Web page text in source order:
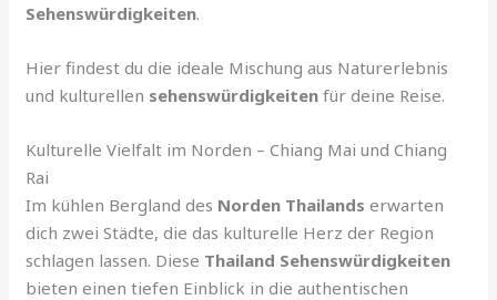
Sehenswürdigkeiten.
Hier findest du die ideale Mischung aus Naturerlebnis
und kulturellen sehenswürdigkeiten für deine Reise.
Kulturelle Vielfalt im Norden – Chiang Mai und Chiang
Rai
Im kühlen Bergland des Norden Thailands erwarten
dich zwei Städte, die das kulturelle Herz der Region
schlagen lassen. Diese Thailand Sehenswürdigkeiten
bieten einen tiefen Einblick in die authentischen